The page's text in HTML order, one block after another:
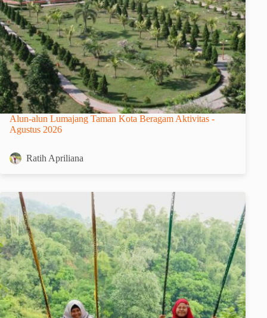
Alun-alun Lumajang Taman Kota Beragam Aktivitas -
Agustus 2026
Ratih Apriliana